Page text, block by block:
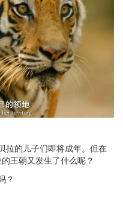
拉的儿子们即将成年。但在
王朝又发生了什么呢？
？